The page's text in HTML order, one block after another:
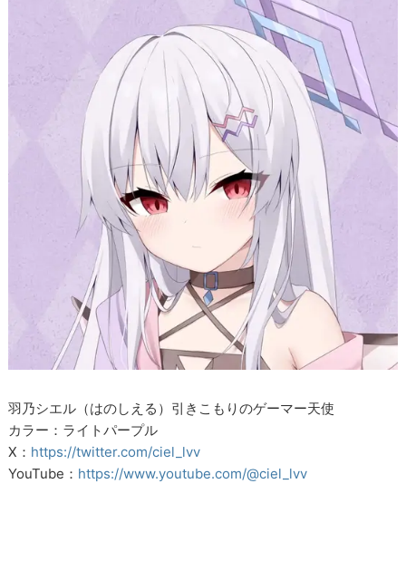
羽乃シエル（はのしえる）引きこもりのゲーマー天使
カラー：ライトパープル
X： https://twitter.com/ciel_lvv
YouTube： https://www.youtube.com/@ciel_lvv